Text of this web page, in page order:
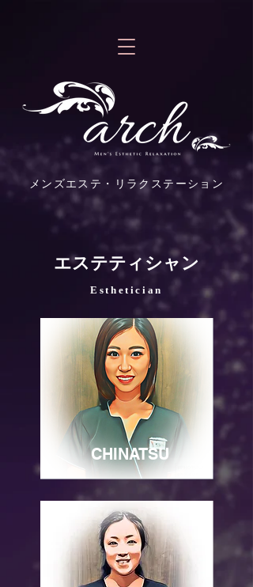
メンズエステ・リラクステーション
​エステティシャン
Esthetician
CHINATSU